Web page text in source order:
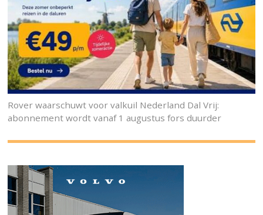
Rover waarschuwt voor valkuil Nederland Dal Vrij:
abonnement wordt vanaf 1 augustus fors duurder